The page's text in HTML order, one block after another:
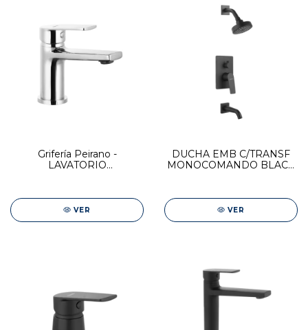
Grifería Peirano -
LAVATORIO
VER
DUCHA EMB C/TRANSF
MONOCOMANDO BLACK
VER